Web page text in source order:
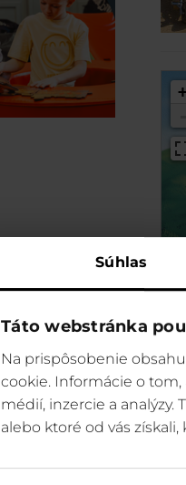
Súhlas
Táto webstránka
Na prispôsobenie
cookie. Informácie o
médií, inzercie a
alebo ktoré od vás
+